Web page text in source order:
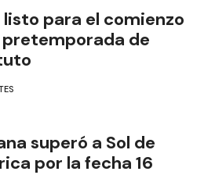
listo para el comienzo
pretemporada de
superó a Sol de
por la fecha 16